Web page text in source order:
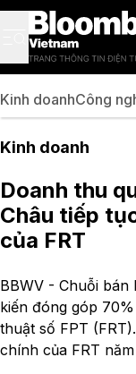
Kinh doanhCông
Kinh doanh
Doanh thu
Châu tiếp
của FRT
BBWV - Chuỗi bán
kiến đóng góp
thuật số FPT
chính của FRT